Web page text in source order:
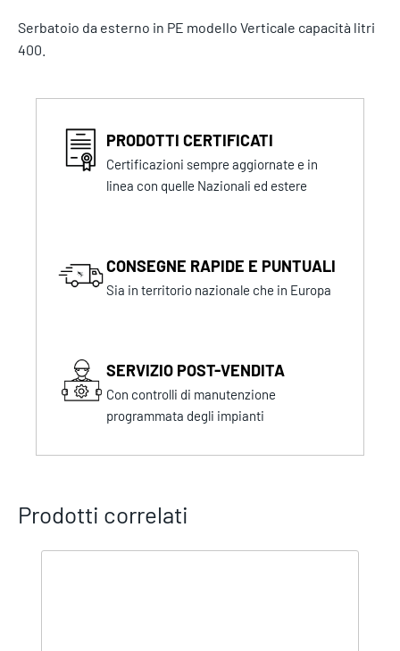
Serbatoio da esterno in PE modello Verticale capacità litri
400.
PRODOTTI CERTIFICATI
Certificazioni sempre aggiornate e in
linea con quelle Nazionali ed estere
CONSEGNE RAPIDE E PUNTUALI
Sia in territorio nazionale che in Europa
SERVIZIO POST-VENDITA
Con controlli di manutenzione
programmata degli impianti
Prodotti correlati